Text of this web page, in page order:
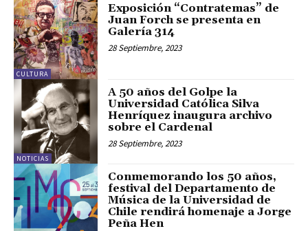
CULTURA
Exposición “Contratemas” de
Juan Forch se presenta en
Galería 314
28 Septiembre, 2023
NOTICIAS
A 50 años del Golpe la
Universidad Católica Silva
Henríquez inaugura archivo
sobre el Cardenal
28 Septiembre, 2023
Conmemorando los 50 años,
festival del Departamento de
Música de la Universidad de
Chile rendirá homenaje a Jorge
Peña Hen